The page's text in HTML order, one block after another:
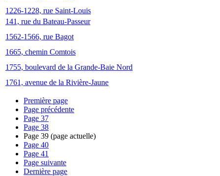
1226-1228, rue Saint-Louis
141, rue du Bateau-Passeur
1562-1566, rue Bagot
1665, chemin Comtois
1755, boulevard de la Grande-Baie Nord
1761, avenue de la Rivière-Jaune
Première page
Page précédente
Page 37
Page 38
Page 39 (page actuelle)
Page 40
Page 41
Page suivante
Dernière page